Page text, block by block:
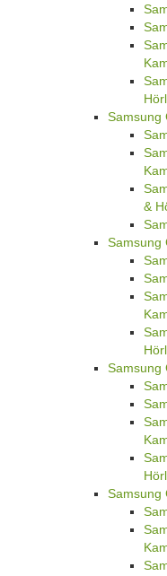
Samsung
&
Samsung
Samsung
Samsung